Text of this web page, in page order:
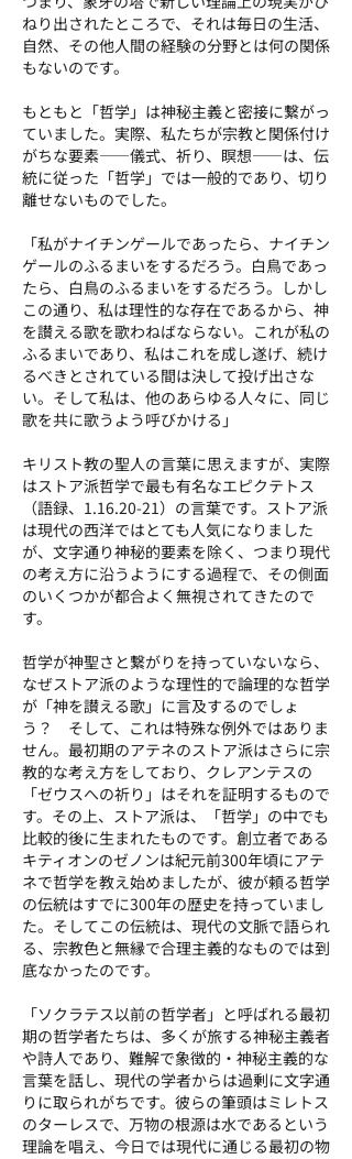
ねり出されたところで、それは毎日の生活、
自然、その他人間の経験の分野とは何の関係
もないのです。
もともと「哲学」は神秘主義と密接に繋がっ
ていました。実際、私たちが宗教と関係付け
がちな要素――儀式、祈り、瞑想――は、伝
統に従った「哲学」では一般的であり、切り
離せないものでした。
「私がナイチンゲールであったら、ナイチン
ゲールのふるまいをするだろう。白鳥であっ
たら、白鳥のふるまいをするだろう。しかし
この通り、私は理性的な存在であるから、神
を讃える歌を歌わねばならない。これが私の
ふるまいであり、私はこれを成し遂げ、続け
るべきとされている間は決して投げ出さな
い。そして私は、他のあらゆる人々に、同じ
歌を共に歌うよう呼びかける」
キリスト教の聖人の言葉に思えますが、実際
はストア派哲学で最も有名なエピクテトス
（語録、1.16.20-21）の言葉です。ストア派
は現代の西洋ではとても人気になりました
が、文字通り神秘的要素を除く、つまり現代
の考え方に沿うようにする過程で、その側面
のいくつかが都合よく無視されてきたので
す。
哲学が神聖さと繋がりを持っていないなら、
なぜストア派のような理性的で論理的な哲学
が「神を讃える歌」に言及するのでしょ
う？ そして、これは特殊な例外ではありま
せん。最初期のアテネのストア派はさらに宗
教的な考え方をしており、クレアンテスの
「ゼウスへの祈り」はそれを証明するもので
す。その上、ストア派は、「哲学」の中でも
比較的後に生まれたものです。創立者である
キティオンのゼノンは紀元前300年頃にアテ
ネで哲学を教え始めましたが、彼が頼る哲学
の伝統はすでに300年の歴史を持っていまし
た。そしてこの伝統は、現代の文脈で語られ
る、宗教色と無縁で合理主義的なものでは到
底なかったのです。
「ソクラテス以前の哲学者」と呼ばれる最初
期の哲学者たちは、多くが旅する神秘主義者
や詩人であり、難解で象徴的・神秘主義的な
言葉を話し、現代の学者からは過剰に文字通
りに取られがちです。彼らの筆頭はミレトス
のターレスで、万物の根源は水であるという
理論を唱え、今日では現代に通じる最初の物